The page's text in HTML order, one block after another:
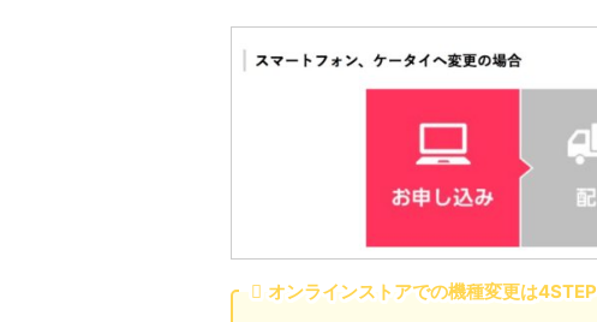
オンラインストアでの機種変更は4STEP